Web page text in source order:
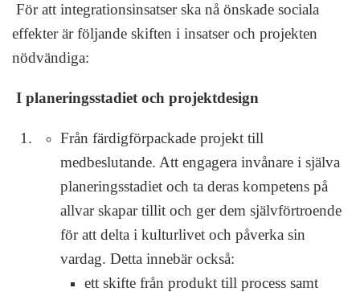
För att integrationsinsatser ska nå önskade sociala
effekter är följande skiften i insatser och projekten
nödvändiga:
I planeringsstadiet och projektdesign
Från färdigförpackade projekt till
medbeslutande. Att engagera invånare i själva
planeringsstadiet och ta deras kompetens på
allvar skapar tillit och ger dem självförtroende
för att delta i kulturlivet och påverka sin
vardag. Detta innebär också:
ett skifte från produkt till process samt